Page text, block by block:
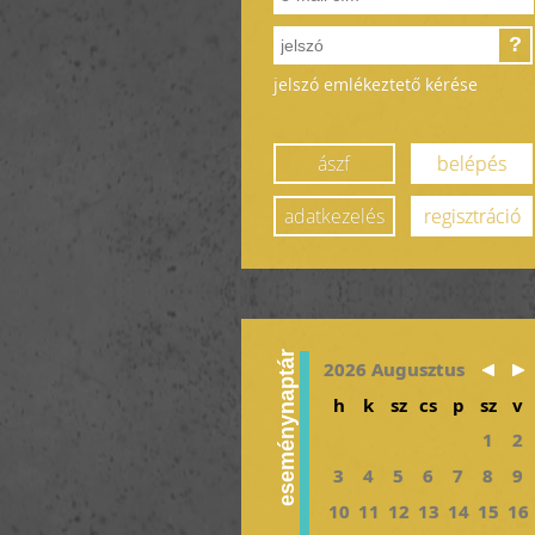
?
jelszó emlékeztető kérése
ászf
belépés
adatkezelés
regisztráció
eseménynaptár
2026 Augusztus
h
k sz cs p sz
v
1
2
3
4 5 6 7 8
9
10 11 12 13 14 15 16